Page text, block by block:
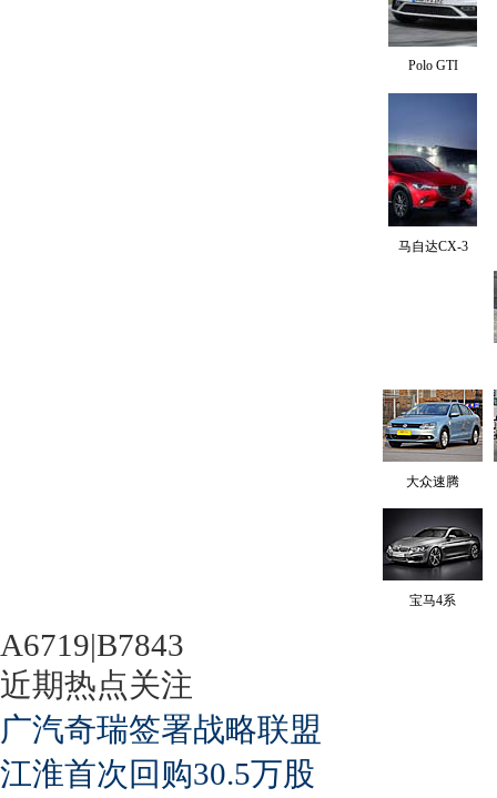
Polo GTI
马自达CX-3
大众速腾
宝马4系
A6719|B7843
近期热点关注
广汽奇瑞签署战略联盟
江淮首次回购30.5万股